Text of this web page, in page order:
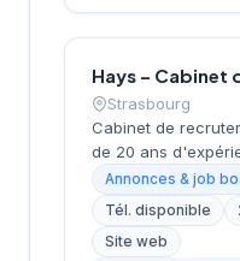
strasbourgeois.
Strasbourg
Cabinet de
de 20 ans
avec 17 bureaux et
Propose des
recrutement CDI,
Positionnement
Annonces & job
Tél. disponible
Site web